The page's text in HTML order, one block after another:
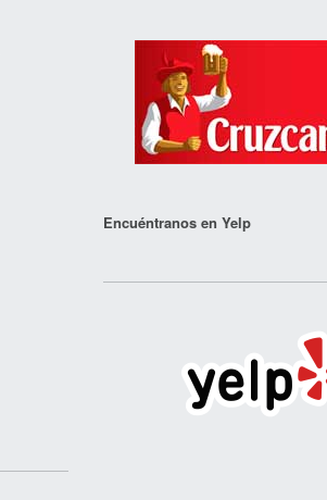
Encuéntranos en Yelp